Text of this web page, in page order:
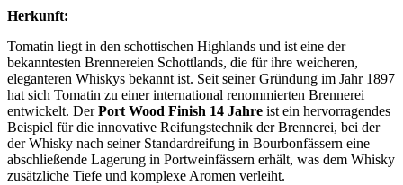
Herkunft:
Tomatin liegt in den schottischen Highlands und ist eine der
bekanntesten Brennereien Schottlands, die für ihre weicheren,
eleganteren Whiskys bekannt ist. Seit seiner Gründung im Jahr 1897
hat sich Tomatin zu einer international renommierten Brennerei
entwickelt. DerPort Wood Finish 14 Jahre ist ein hervorragendes
Beispiel für die innovative Reifungstechnik der Brennerei, bei der
der Whisky nach seiner Standardreifung in Bourbonfässern eine
abschließende Lagerung in Portweinfässern erhält, was dem Whisky
zusätzliche Tiefe und komplexe Aromen verleiht.